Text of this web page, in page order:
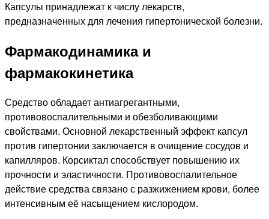
Капсулы принадлежат к числу лекарств,
предназначенных для лечения гипертонической болезни.
Фармакодинамика и
фармакокинетика
Средство обладает антиагрегантными,
противовоспалительными и обезболивающими
свойствами. Основной лекарственный эффект капсул
против гипертонии заключается в очищение сосудов и
капилляров. Корсиктал способствует повышению их
прочности и эластичности. Противовоспалительное
действие средства связано с разжижением крови, более
интенсивным её насыщением кислородом.